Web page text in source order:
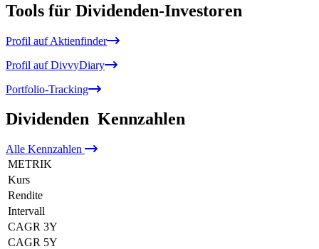
Tools für Dividenden-Investoren
Profil auf Aktienfinder
Profil auf DivvyDiary
Portfolio-Tracking
Dividenden Kennzahlen
Alle Kennzahlen
METRIK
Kurs
Rendite
Intervall
CAGR 3Y
CAGR 5Y